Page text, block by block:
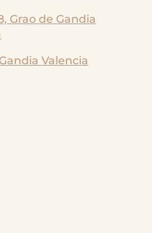
Grao de Gandia
Valencia